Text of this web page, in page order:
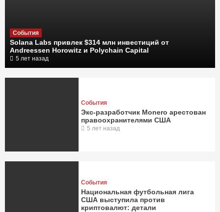
События
Solana Labs привлек $314 млн инвестиций от
Andreessen Horowitz и Polychain Capital
5 лет назад
События
Экс-разработчик Monero арестован
правоохранителями США
5 лет назад
События
Национальная футбольная лига
США выступила против
криптовалют: детали